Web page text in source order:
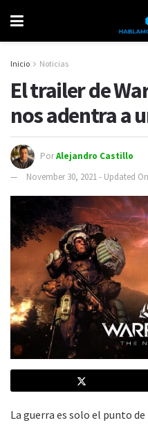
Inicio Noticias
El trailer de
nos adentra a
PorAlejandro Castillo
November 30, 2021 - Updated
La guerra es solo el punto